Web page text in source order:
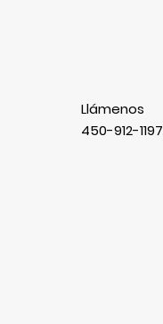
Llámenos
450-912-1197